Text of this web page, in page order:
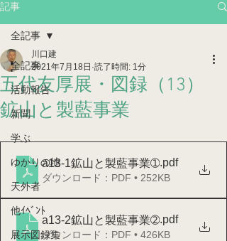
記事
全記事
活動報告
新聞
学ぶ
ゆかりの地
天外者
他ｲﾍﾞﾝﾄ
展示図録集
全記事
五代友厚展・図録（13）
鉱山と製藍事業
川口建
2021年7月18日 読了時間: 1分
a13-1鉱山と製藍事業➀.pdf
ダウンロード：PDF • 252KB
a13-2鉱山と製藍事業➁.pdf
ダウンロード：PDF • 426KB